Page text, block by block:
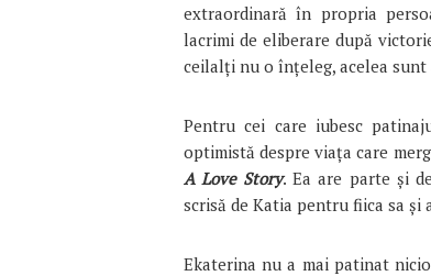
extraordinară în propria
lacrimi de eliberare după
ceilalți nu o înțeleg, acelea
Pentru cei care iubesc
optimistă despre viața care
A Love Story. Ea are parte și
scrisă de Katia pentru fiica sa și
Ekaterina nu a mai patinat